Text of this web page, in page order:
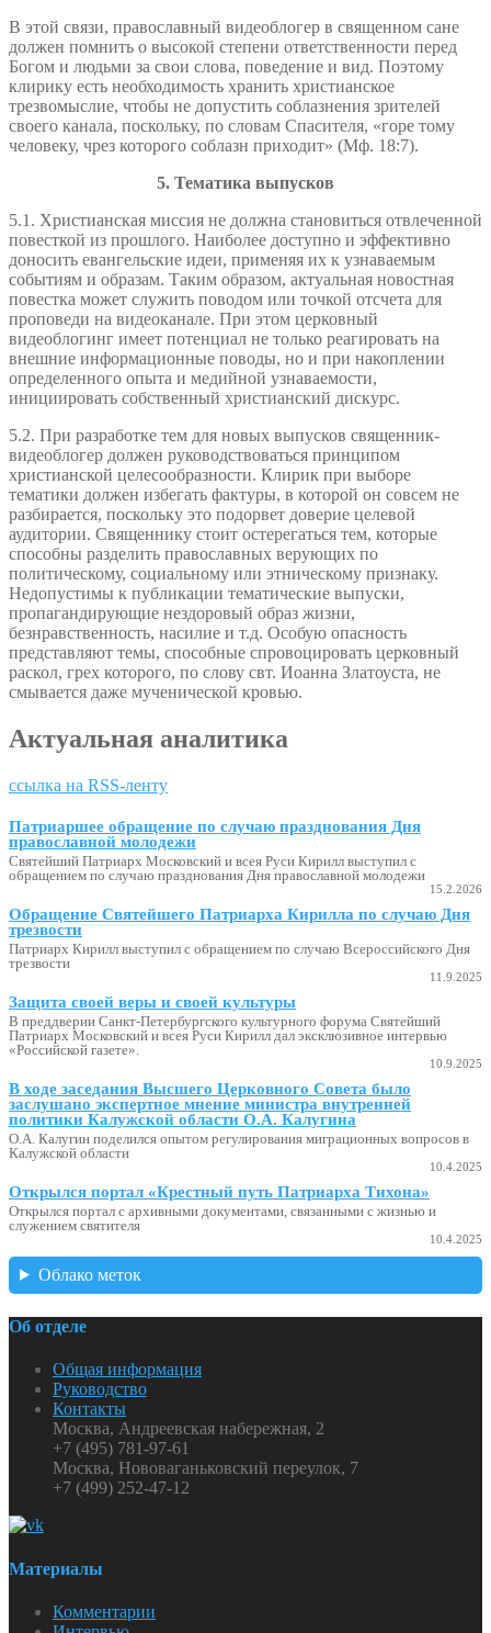
В этой связи, православный видеоблогер в священном сане
должен помнить о высокой степени ответственности перед
Богом и людьми за свои слова, поведение и вид. Поэтому
клирику есть необходимость хранить христианское
трезвомыслие, чтобы не допустить соблазнения зрителей
своего канала, поскольку, по словам Спасителя, «горе тому
человеку, чрез которого соблазн приходит» (Мф. 18:7).
5. Тематика выпусков
5.1. Христианская миссия не должна становиться отвлеченной
повесткой из прошлого. Наиболее доступно и эффективно
доносить евангельские идеи, применяя их к узнаваемым
событиям и образам. Таким образом, актуальная новостная
повестка может служить поводом или точкой отсчета для
проповеди на видеоканале. При этом церковный
видеоблогинг имеет потенциал не только реагировать на
внешние информационные поводы, но и при накоплении
определенного опыта и медийной узнаваемости,
инициировать собственный христианский дискурс.
5.2. При разработке тем для новых выпусков священник-
видеоблогер должен руководствоваться принципом
христианской целесообразности. Клирик при выборе
тематики должен избегать фактуры, в которой он совсем не
разбирается, поскольку это подорвет доверие целевой
аудитории. Священнику стоит остерегаться тем, которые
способны разделить православных верующих по
политическому, социальному или этническому признаку.
Недопустимы к публикации тематические выпуски,
пропагандирующие нездоровый образ жизни,
безнравственность, насилие и т.д. Особую опасность
представляют темы, способные спровоцировать церковный
раскол, грех которого, по слову свт. Иоанна Златоуста, не
смывается даже мученической кровью.
Актуальная аналитика
ссылка на RSS-ленту
Патриаршее обращение по случаю празднования Дня
православной молодежи
Святейший Патриарх Московский и всея Руси Кирилл выступил с
обращением по случаю празднования Дня православной молодежи
15.2.2026
Обращение Святейшего Патриарха Кирилла по случаю Дня
трезвости
Патриарх Кирилл выступил с обращением по случаю Всероссийского Дня
трезвости
11.9.2025
Защита своей веры и своей культуры
В преддверии Санкт-Петербургского культурного форума Святейший
Патриарх Московский и всея Руси Кирилл дал эксклюзивное интервью
«Российской газете».
10.9.2025
В ходе заседания Высшего Церковного Совета было
заслушано экспертное мнение министра внутренней
политики Калужской области О.А. Калугина
О.А. Калугин поделился опытом регулирования миграционных вопросов в
Калужской области
10.4.2025
Открылся портал «Крестный путь Патриарха Тихона»
Открылся портал с архивными документами, связанными с жизнью и
служением святителя
10.4.2025
Облако меток
Об отделе
Общая информация
Руководство
Контакты
Москва, Андреевская набережная, 2
+7 (495) 781-97-61
Москва, Нововаганьковский переулок, 7
+7 (499) 252-47-12
Материалы
Комментарии